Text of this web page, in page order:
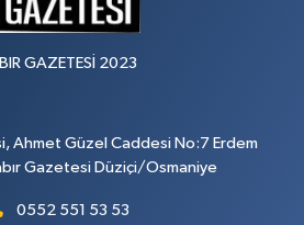
GAZETESİ 2023
Ahmet Güzel Caddesi No:7 Erdem
Gazetesi Düziçi/Osmaniye
0552 551 53 53